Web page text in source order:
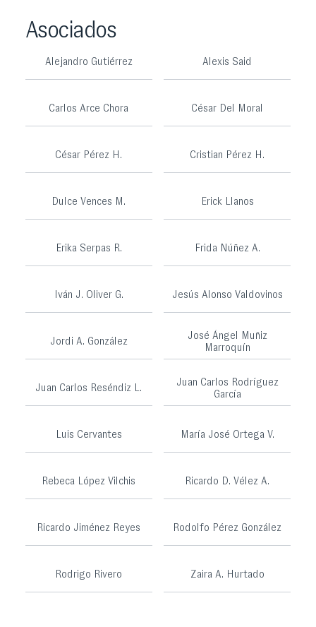
Asociados
Alejandro Gutiérrez Alexis Said
Carlos Arce Chora César Del Moral
César Pérez H. Cristian Pérez H.
Dulce Vences M. Erick Llanos
Erika Serpas R. Frida Núñez A.
Iván J. Oliver G. Jesús Alonso Valdovinos
Jordi A. González
José Ángel Muñiz
Marroquín
Juan Carlos Reséndiz L.
Juan Carlos Rodríguez
García
Luis Cervantes María José Ortega V.
Rebeca López Vilchis Ricardo D. Vélez A.
Ricardo Jiménez Reyes Rodolfo Pérez González
Rodrigo Rivero Zaira A. Hurtado